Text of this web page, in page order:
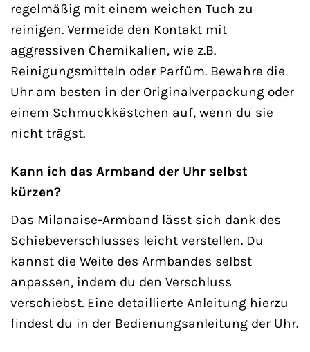
regelmäßig mit einem weichen Tuch zu
reinigen. Vermeide den Kontakt mit
aggressiven Chemikalien, wie z.B.
Reinigungsmitteln oder Parfüm. Bewahre die
Uhr am besten in der Originalverpackung oder
einem Schmuckkästchen auf, wenn du sie
nicht trägst.
Kann ich das Armband der Uhr selbst
kürzen?
Das Milanaise-Armband lässt sich dank des
Schiebeverschlusses leicht verstellen. Du
kannst die Weite des Armbandes selbst
anpassen, indem du den Verschluss
verschiebst. Eine detaillierte Anleitung hierzu
findest du in der Bedienungsanleitung der Uhr.